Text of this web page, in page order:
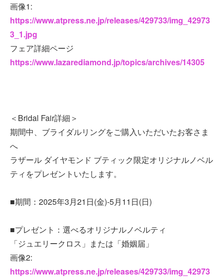
画像1:
https://www.atpress.ne.jp/releases/429733/img_42973
3_1.jpg
フェア詳細ページ
https://www.lazarediamond.jp/topics/archives/14305
＜Bridal Fair詳細＞
期間中、ブライダルリングをご購入いただいたお客さま
へ
ラザール ダイヤモンド ブティック限定オリジナルノベル
ティをプレゼントいたします。
■期間：2025年3月21日(金)-5月11日(日)
■プレゼント：選べるオリジナルノベルティ
「ジュエリークロス」または「婚姻届」
画像2:
https://www.atpress.ne.jp/releases/429733/img_42973